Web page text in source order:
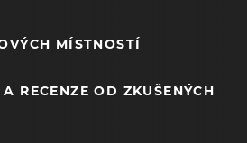
MÍSTNOSTÍ
RECENZE OD ZKUŠENÝCH